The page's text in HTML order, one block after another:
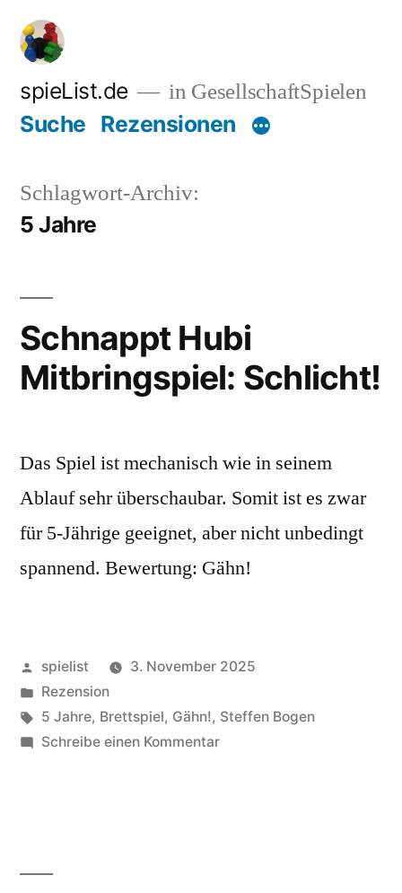
Zum
Inhalt
springen
spieList.de in GesellschaftSpielen
Suche Rezensionen
Schlagwort-Archiv:
5 Jahre
Schnappt Hubi
Mitbringspiel: Schlicht!
Das Spiel ist mechanisch wie in seinem
Ablauf sehr überschaubar. Somit ist es zwar
für 5-Jährige geeignet, aber nicht unbedingt
spannend. Bewertung: Gähn!
Veröffentlicht
von
spielist
3. November 2025
Veröffentlicht
in
Rezension
Schlagwörter:
5 Jahre, Brettspiel, Gähn!, Steffen Bogen
Schreibe einen Kommentarzu